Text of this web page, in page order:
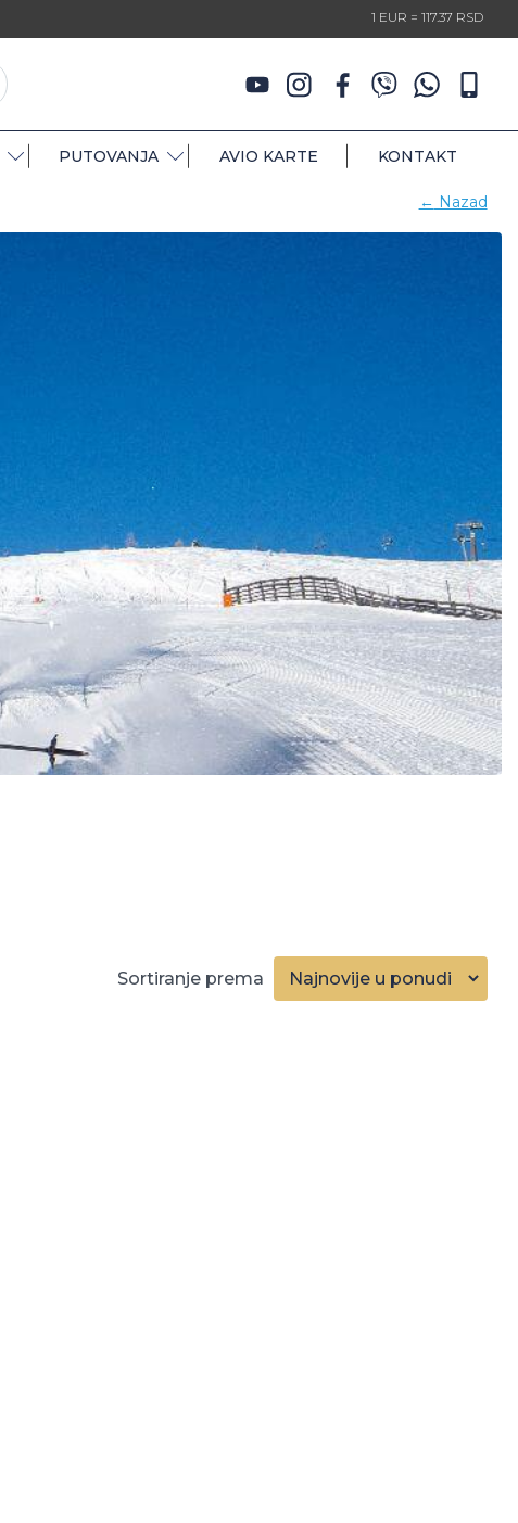
1 EUR = 117.37 RSD
PUTOVANJA AVIO KARTE KONTAKT
← Nazad
Sortiranje prema